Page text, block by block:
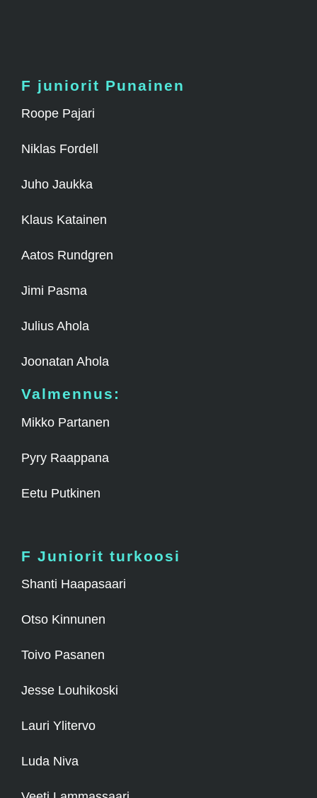
F juniorit Punainen
Roope Pajari
Niklas Fordell
Juho Jaukka
Klaus Katainen
Aatos Rundgren
Jimi Pasma
Julius Ahola
Joonatan Ahola
Valmennus:
Mikko Partanen
Pyry Raappana
Eetu Putkinen
F Juniorit turkoosi
Shanti Haapasaari
Otso Kinnunen
Toivo Pasanen
Jesse Louhikoski
Lauri Ylitervo
Luda Niva